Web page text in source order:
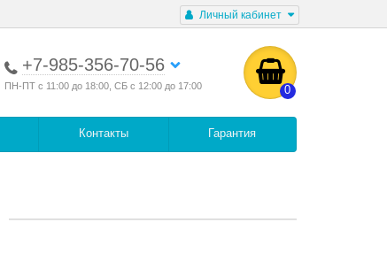
Личный кабинет
+7-985-356-70-56
ПН-ПТ с 11:00 до 18:00, СБ с 12:00 до 17:00 0
Контакты Гарантия